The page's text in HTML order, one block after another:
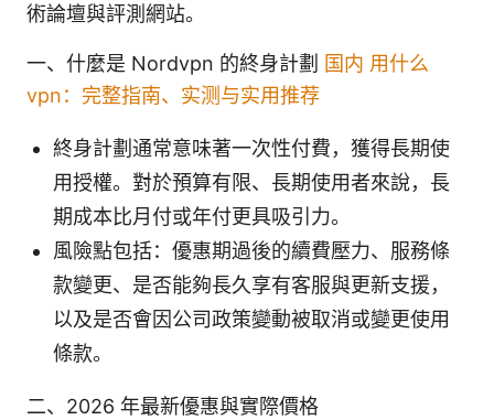
術論壇與評測網站。
一、什麼是 Nordvpn 的終身計劃
国内 用什么
vpn：完整指南、实测与实用推荐
終身計劃通常意味著一次性付費，獲得長期使
用授權。對於預算有限、長期使用者來說，長
期成本比月付或年付更具吸引力。
風險點包括：優惠期過後的續費壓力、服務條
款變更、是否能夠長久享有客服與更新支援，
以及是否會因公司政策變動被取消或變更使用
條款。
二、2026 年最新優惠與實際價格